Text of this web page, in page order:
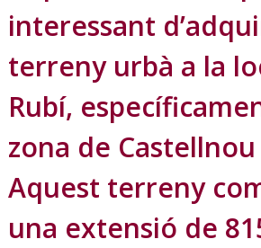
interessant
terreny urbà a la
Rubí,
zona de
Aquest terreny
una extensió de